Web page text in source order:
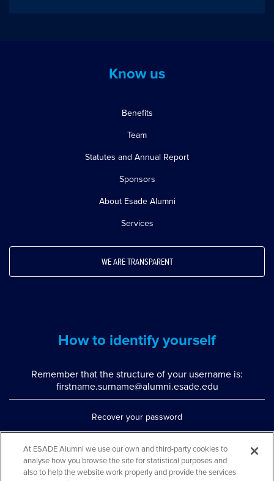
Know us
Benefits
Team
Statutes and Annual Report
Sponsors
About Esade Alumni
Services
WE ARE TRANSPARENT
How to identify yourself
Remember that the structure of your username is:
firstname.surname@alumni.esade.edu
Recover your password
Contact us via WhatsApp
At ESADE Alumni we use our own and third-party cookies to
analyse how you browse the site for statistical purposes and
also to help the website work properly and provide the services